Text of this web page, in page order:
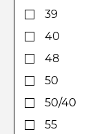
120
126
145
147,5
150
156
39
40
48
50
50/40
55